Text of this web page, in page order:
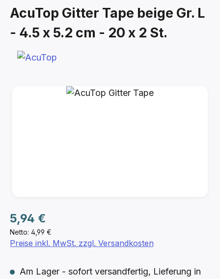
AcuTop Gitter Tape beige Gr. L
- 4.5 x 5.2 cm - 20 x 2 St.
Bildergalerie überspringen
Netto: 4,99 €
Regulärer Preis:
5,94 €
Preise inkl. MwSt. zzgl. Versandkosten
Am Lager - sofort versandfertig, Lieferung in